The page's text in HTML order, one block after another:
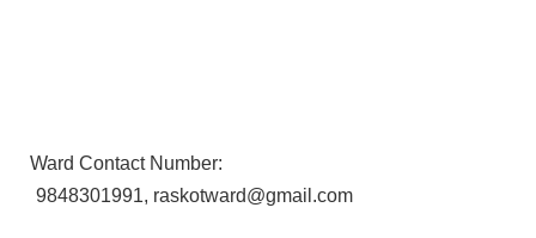
Ward Contact Number:
9848301991, raskotward@gmail.com